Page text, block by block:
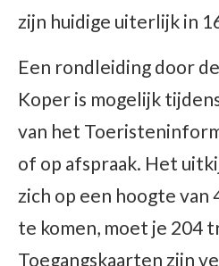
zijn huidige uiterlijk in
Een rondleiding door
Koper is mogelijk
van het
of op afspraak. Het
zich op een hoogte van
te komen, moet je 204
Toegangskaarten zijn